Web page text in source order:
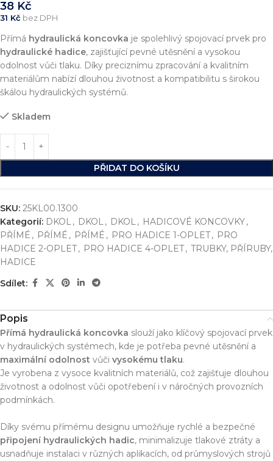
38 Kč
31 Kč bez DPH
Přímá hydraulická koncovka je spolehlivý spojovací prvek pro
hydraulické hadice, zajišťující pevné utěsnění a vysokou
odolnost vůči tlaku. Díky preciznímu zpracování a kvalitním
materiálům nabízí dlouhou životnost a kompatibilitu s širokou
škálou hydraulických systémů.
Skladem
PŘIDAT DO KOŠÍKU
SKU: 25KL00.1300
Kategorií: DKOL, DKOL, DKOL, HADICOVÉ KONCOVKY,
PŘÍMÉ , PŘÍMÉ , PŘÍMÉ , PRO HADICE 1-OPLET, PRO
HADICE 2-OPLET, PRO HADICE 4-OPLET, TRUBKY, PŘÍRUBY,
HADICE
Sdílet:
Popis
Přímá hydraulická koncovka slouží jako klíčový spojovací prvek
v hydraulických systémech, kde je potřeba pevné utěsnění a
maximální odolnost vůči vysokému tlaku.
Je vyrobena z vysoce kvalitních materiálů, což zajišťuje dlouhou
životnost a odolnost vůči opotřebení i v náročných provozních
podmínkách.
Díky svému přímému designu umožňuje rychlé a bezpečné
připojení hydraulických hadic, minimalizuje tlakové ztráty a
usnadňuje instalaci v různých aplikacích, od průmyslových strojů